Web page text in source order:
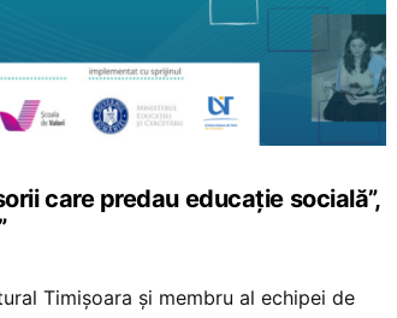
care predau educație socială”,
Timișoara și membru al echipei de